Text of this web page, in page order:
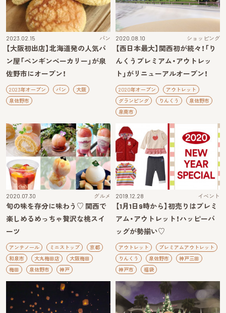
2023.02.15 パン
【大阪初出店】北海道発の人気パ
ン屋「ペンギンベーカリー」が泉
佐野市にオープン！
2023年オープン パン
大阪
泉佐野市
2020.08.10 ショッピング
【西日本最大】関西初が続々！「り
んくうプレミアム・アウトレッ
ト」がリニューアルオープン！
2020年オープン
アウトレット
グランピング
りんくう
泉佐野市
泉南市
2020.07.30 グルメ
旬の味を存分に味わう♡ 関西で
楽しめるめっちゃ贅沢な桃スイ
ーツ
アンテノール ミニストップ
京都
和泉市
大丸梅田店
大阪梅田
梅田
泉佐野市 神戸
2019.12.28 イベント
【1月1日9時から】初売りはプレミ
アム・アウトレット！ハッピーバ
ッグが勢揃い♡
アウトレット
プレミアムアウトレット
りんくう
泉佐野市
神戸三田
神戸市
福袋